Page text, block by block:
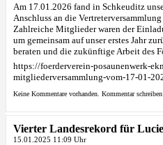
Am 17.01.2026 fand in Schkeuditz
Anschluss an die
Zahlreiche Mitglieder waren der
um gemeinsam auf unser erstes Jahr
beraten und die zukünftige Arbeit des
https://foerderverein-posaunenwerk-
mitgliederversammlung-vom-17-01-
Keine Kommentare vorhanden. Kommentar schreiben
Vierter Landesrekord für Lucie
15.01.2025 11:09 Uhr